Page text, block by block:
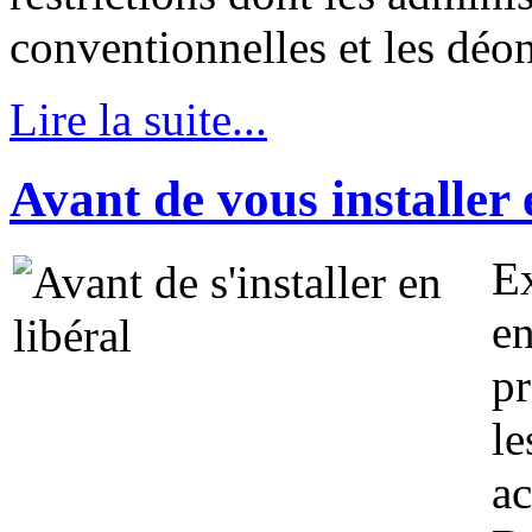
conventionnelles et les
Lire la suite...
Avant de vous installer